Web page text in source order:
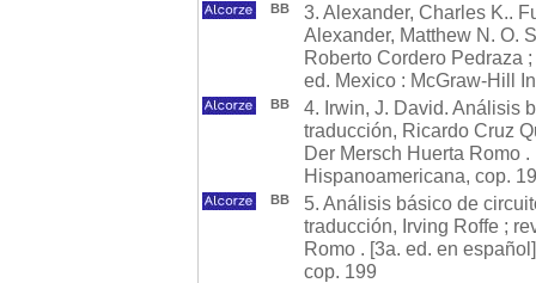
BB
3. Alexander, Charles K..
Alexander, Matthew N. O.
Roberto Cordero Pedraza
ed. Mexico : McGraw-Hill
BB
4. Irwin, J. David. Análisis
traducción, Ricardo Cruz
Der Mersch Huerta Romo
Hispanoamericana, cop.
BB
5. Análisis básico de
traducción, Irving Roffe ;
Romo . [3a. ed. en
cop. 199